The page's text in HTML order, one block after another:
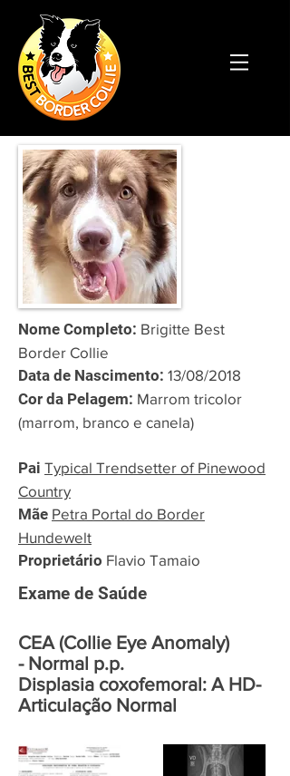
Nome Completo: Brigitte Best
Border Collie
Data de Nascimento: 13/08/2018
Cor da Pelagem: Marrom tricolor
(marrom, branco e canela)
Pai Typical Trendsetter of Pinewood
Country
Mãe Petra Portal do Border
Hundewelt
Proprietário Flavio Tamaio
Exame de Saúde
CEA (Collie Eye Anomaly)
- Normal p.p.
Displasia coxofemoral: A HD-
Articulação Normal